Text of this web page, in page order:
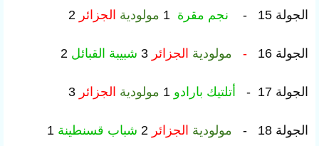
الجولة 15 - نجم مقرة مولودية الجزائر 2
الجولة 16 - مولودية الجزائر 3 شبيبة القبائل 2
الجولة 17 - أتلتيك بارادو 1 مولودية الجزائر 3
الجولة 18 - مولودية الجزائر 2 شباب قسنطينة 1